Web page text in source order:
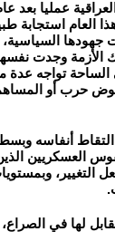
هذا العام استجابة
جهودها السياسية،
الأزمة وجدت
تواجه عدة
حرب أو
أنفاسه
العسكريين
التغيير،
لها في